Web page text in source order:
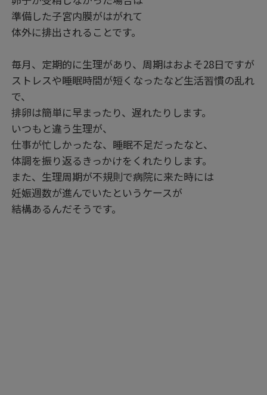
準備した子宮内膜がはがれて
体外に排出されることです。
毎月、定期的に生理があり、周期はおよそ28日ですが
ストレスや睡眠時間が短くなったなど生活習慣の乱れ
で、
排卵は簡単に早まったり、遅れたりします。
いつもと違う生理が、
仕事が忙しかったな、睡眠不足だったなと、
体調を振り返るきっかけをくれたりします。
また、生理周期が不規則で病院に来た時には
妊娠週数が進んでいたというケースが
結構あるんだそうです。